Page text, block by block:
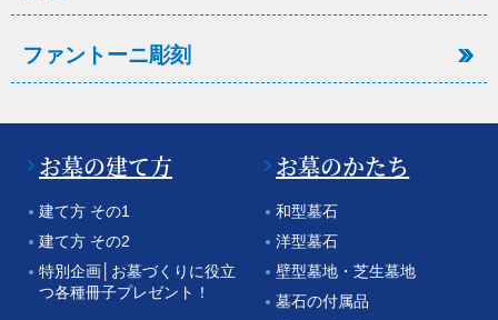
ファントーニ彫刻
お墓の建て方
建て方 その1
建て方 その2
特別企画│お墓づくりに役立
つ各種冊子プレゼント！
お墓のかたち
和型墓石
洋型墓石
壁型墓地・芝生墓地
墓石の付属品